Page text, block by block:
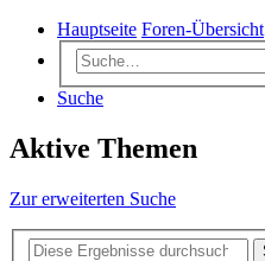
Hauptseite Foren-Übersicht
Suche
Aktive Themen
Zur erweiterten Suche